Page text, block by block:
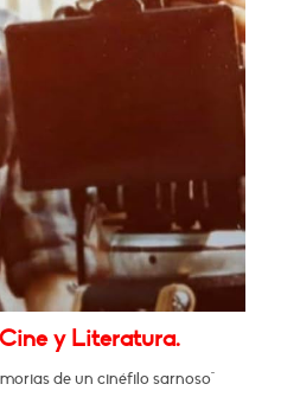
y Literatura.
de un cinéfilo sarnoso"